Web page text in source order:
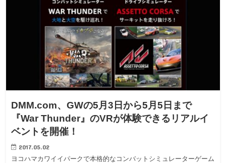
DMM.com、GWの5月3日から5月5日まで
『War Thunder』のVRが体験できるリアルイ
ベントを開催！
2017.05.02
ヨコハマカワイイパークで本格的なコンバットシミュレーターゲーム